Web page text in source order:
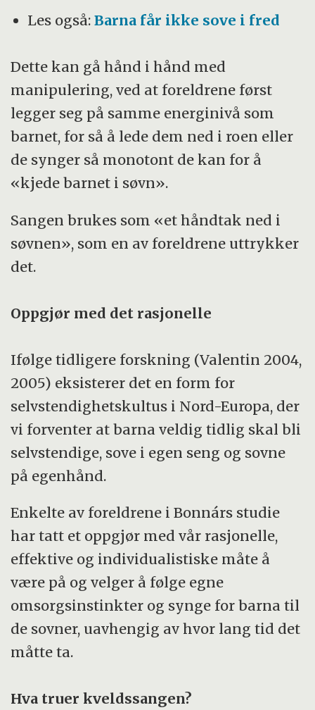
Les også:Barna får ikke sove i fred
Dette kan gå hånd i hånd med
manipulering, ved at foreldrene først
legger seg på samme energinivå som
barnet, for så å lede dem ned i roen eller
de synger så monotont de kan for å
«kjede barnet i søvn».
Sangen brukes som «et håndtak ned i
søvnen», som en av foreldrene uttrykker
det.
Oppgjør med det rasjonelle
Ifølge tidligere forskning (Valentin 2004,
2005) eksisterer det en form for
selvstendighetskultus i Nord-Europa, der
vi forventer at barna veldig tidlig skal bli
selvstendige, sove i egen seng og sovne
på egenhånd.
Enkelte av foreldrene i Bonnárs studie
har tatt et oppgjør med vår rasjonelle,
effektive og individualistiske måte å
være på og velger å følge egne
omsorgsinstinkter og synge for barna til
de sovner, uavhengig av hvor lang tid det
måtte ta.
Hva truer kveldssangen?